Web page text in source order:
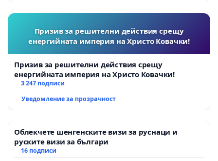
Призив за решителни действия срещу
енергийната империя на Христо Ковачки!
Призив за решителни действия срещу
енергийната империя на Христо Ковачки!
3 247 подписи
Уведомление за прозрачност
Облекчете шенгенските визи за руснаци и
руските визи за българи
16 подписи